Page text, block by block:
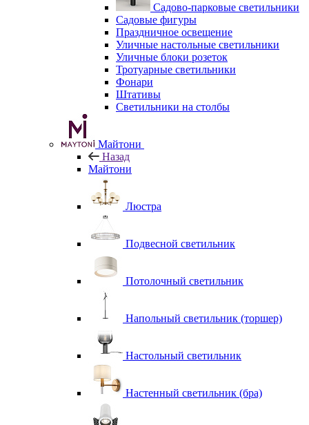
Садово-парковые светильники
Садовые фигуры
Праздничное освещение
Уличные настольные светильники
Уличные блоки розеток
Тротуарные светильники
Фонари
Штативы
Светильники на столбы
Майтони
Назад
Майтони
Люстра
Подвесной светильник
Потолочный светильник
Напольный светильник (торшер)
Настольный светильник
Настенный светильник (бра)